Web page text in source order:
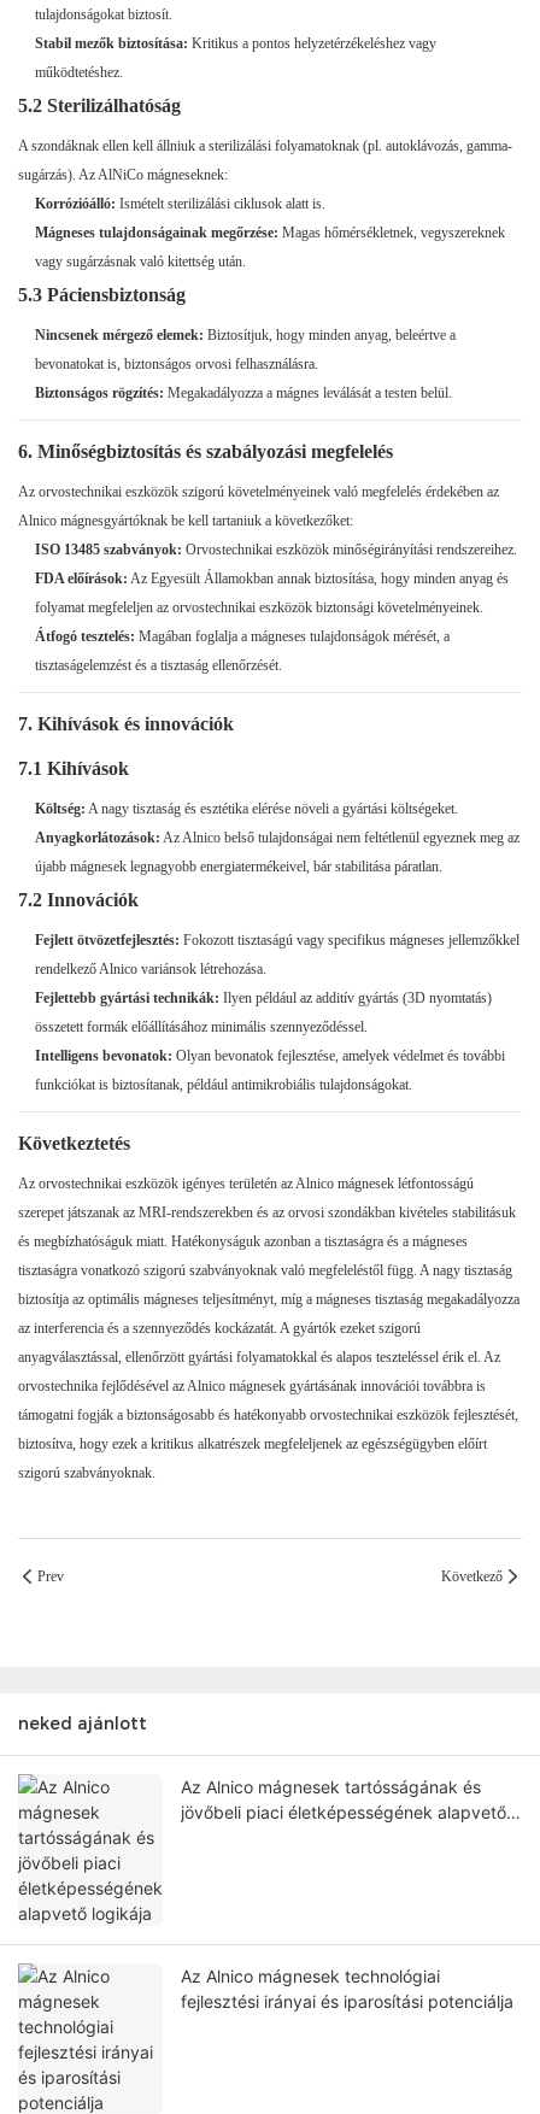
tulajdonságokat biztosít.
Stabil mezők biztosítása: Kritikus a pontos helyzetérzékeléshez vagy
működtetéshez.
5.2 Sterilizálhatóság
A szondáknak ellen kell állniuk a sterilizálási folyamatoknak (pl. autoklávozás, gamma-
sugárzás). Az AlNiCo mágneseknek:
Korrózióálló: Ismételt sterilizálási ciklusok alatt is.
Mágneses tulajdonságainak megőrzése: Magas hőmérsékletnek, vegyszereknek
vagy sugárzásnak való kitettség után.
5.3 Páciensbiztonság
Nincsenek mérgező elemek: Biztosítjuk, hogy minden anyag, beleértve a
bevonatokat is, biztonságos orvosi felhasználásra.
Biztonságos rögzítés: Megakadályozza a mágnes leválását a testen belül.
6. Minőségbiztosítás és szabályozási megfelelés
Az orvostechnikai eszközök szigorú követelményeinek való megfelelés érdekében az
Alnico mágnesgyártóknak be kell tartaniuk a következőket:
ISO 13485 szabványok: Orvostechnikai eszközök minőségirányítási rendszereihez.
FDA előírások: Az Egyesült Államokban annak biztosítása, hogy minden anyag és
folyamat megfeleljen az orvostechnikai eszközök biztonsági követelményeinek.
Átfogó tesztelés: Magában foglalja a mágneses tulajdonságok mérését, a
tisztaságelemzést és a tisztaság ellenőrzését.
7. Kihívások és innovációk
7.1 Kihívások
Költség: A nagy tisztaság és esztétika elérése növeli a gyártási költségeket.
Anyagkorlátozások: Az Alnico belső tulajdonságai nem feltétlenül egyeznek meg az
újabb mágnesek legnagyobb energiatermékeivel, bár stabilitása páratlan.
7.2 Innovációk
Fejlett ötvözetfejlesztés: Fokozott tisztaságú vagy specifikus mágneses jellemzőkkel
rendelkező Alnico variánsok létrehozása.
Fejlettebb gyártási technikák: Ilyen például az additív gyártás (3D nyomtatás)
összetett formák előállításához minimális szennyeződéssel.
Intelligens bevonatok: Olyan bevonatok fejlesztése, amelyek védelmet és további
funkciókat is biztosítanak, például antimikrobiális tulajdonságokat.
Következtetés
Az orvostechnikai eszközök igényes területén az Alnico mágnesek létfontosságú
szerepet játszanak az MRI-rendszerekben és az orvosi szondákban kivételes stabilitásuk
és megbízhatóságuk miatt. Hatékonyságuk azonban a tisztaságra és a mágneses
tisztaságra vonatkozó szigorú szabványoknak való megfeleléstől függ. A nagy tisztaság
biztosítja az optimális mágneses teljesítményt, míg a mágneses tisztaság megakadályozza
az interferencia és a szennyeződés kockázatát. A gyártók ezeket szigorú
anyagválasztással, ellenőrzött gyártási folyamatokkal és alapos teszteléssel érik el. Az
orvostechnika fejlődésével az Alnico mágnesek gyártásának innovációi továbbra is
támogatni fogják a biztonságosabb és hatékonyabb orvostechnikai eszközök fejlesztését,
biztosítva, hogy ezek a kritikus alkatrészek megfeleljenek az egészségügyben előírt
szigorú szabványoknak.
Prev Következő
neked ajánlott
Az Alnico mágnesek tartósságának és
jövőbeli piaci életképességének alapvető
Az Alnico mágnesek technológiai
fejlesztési irányai és iparosítási potenciálja